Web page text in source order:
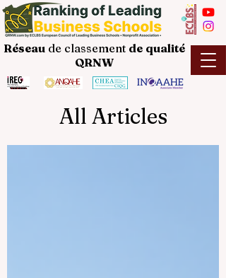
Réseau de classement de qualité
QRNW
All Articles